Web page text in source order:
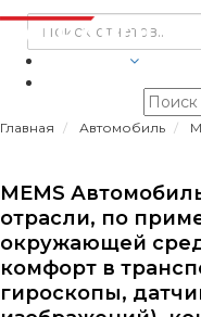
Главная Автомобиль
MEMS
отрасли, по
окружающей
комфорт в
гироскопы,